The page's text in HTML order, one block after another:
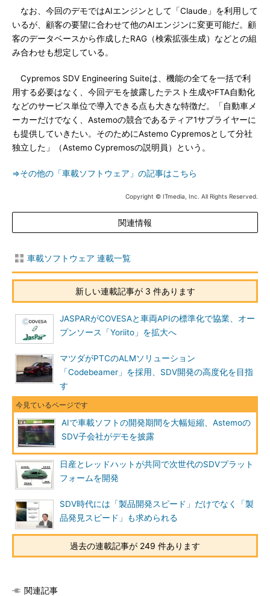
なお、今回のデモではAIエンジンとして「Claude」を利用して
いるが、顧客の要望に合わせて他のAIエンジンに変更可能だ。顧
客のデータベースから作成したRAG（検索拡張生成）などとの組
み合わせも想定している。
Cypremos SDV Engineering Suiteは、機能の全てを一括で利
用する必要はなく、今回デモを披露したテスト生成やFTA自動化
などのサービス単位で導入できる点も大きな特徴だ。「自動車メ
ーカーだけでなく、Astemoの競合であるティア1サプライヤーに
も提供していきたい。そのためにAstemo Cypremosとして分社
独立した」（Astemo Cypremosの説明員）という。
⇒その他の「車載ソフトウェア」の記事はこちら
Copyright © ITmedia, Inc. All Rights Reserved.
関連情報
車載ソフトウェア 連載一覧
新しい連載記事が 3 件あります
JASPARがCOVESAと車両APIの標準化で協業、オー
プンソース「Yoriito」を拡大へ
マツダがPTCのALMソリューション
「Codebeamer」を採用、SDV開発の高度化を目指
す
AIで車載ソフトの開発期間を大幅短縮、Astemoの
SDV子会社がデモを披露
日産とレッドハットが共同で次世代のSDVプラット
フォームを開発
SDV時代には「製品開発スピード」だけでなく「製
品発見スピード」も求められる
過去の連載記事が 249 件あります
関連記事